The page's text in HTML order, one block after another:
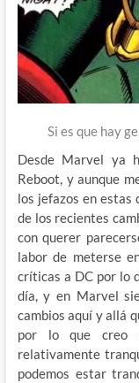
Si es que hay
Desde Marvel ya
Reboot, y aunque
los jefazos en estas
de los recientes
con querer
labor de meterse
críticas a DC por lo
día, y en Marvel
cambios aquí y allá
por lo que creo
relativamente
podemos estar